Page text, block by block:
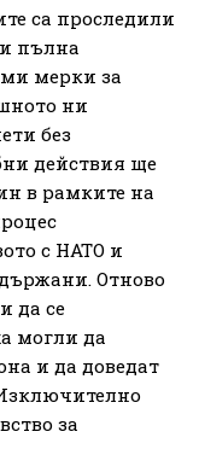
са проследили
пълна
мерки за
ни
без
действия ще
в рамките на
с НАТО и
Отново
да се
могли да
и да доведат
за